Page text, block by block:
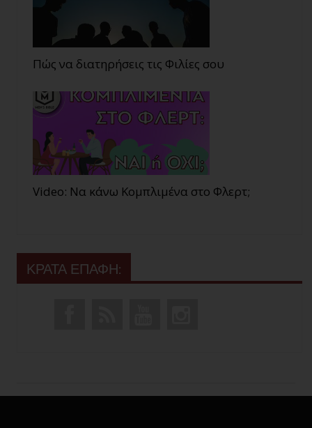
Πώς να διατηρήσεις τις Φιλίες σου
Video: Να κάνω Κομπλιμένα στο Φλερτ;
ΚΡΑΤΑ ΕΠΑΦΗ: